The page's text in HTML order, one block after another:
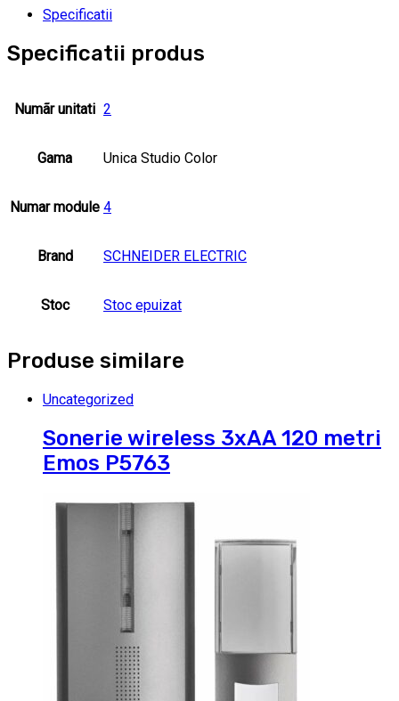
Specificatii
Specificatii produs
Numãr unitati 2
Gama Unica Studio Color
Numar module 4
Brand SCHNEIDER ELECTRIC
Stoc Stoc epuizat
Produse similare
Uncategorized
Sonerie wireless 3xAA 120 metri
Emos P5763